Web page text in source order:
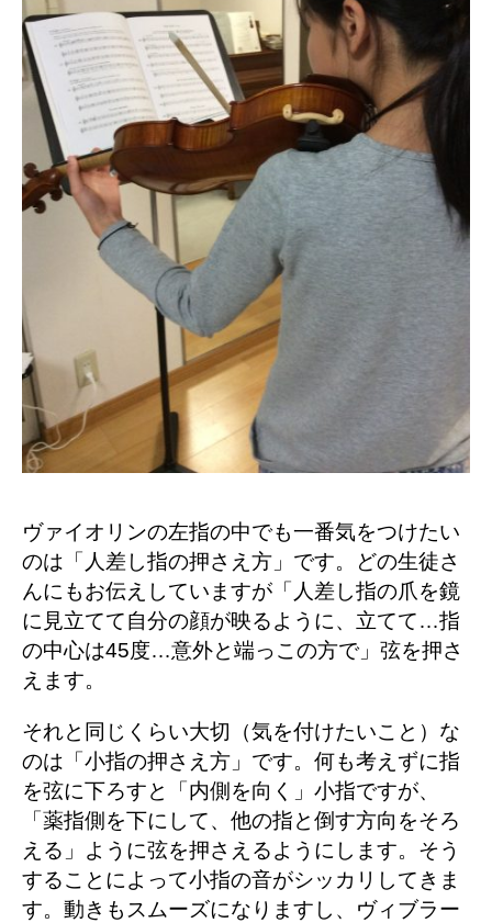
ヴァイオリンの左指の中でも一番気をつけたい
のは「人差し指の押さえ方」です。どの生徒さ
んにもお伝えしていますが「人差し指の爪を鏡
に見立てて自分の顔が映るように、立てて…指
の中心は45度…意外と端っこの方で」弦を押さ
えます。
それと同じくらい大切（気を付けたいこと）な
のは「小指の押さえ方」です。何も考えずに指
を弦に下ろすと「内側を向く」小指ですが、
「薬指側を下にして、他の指と倒す方向をそろ
える」ように弦を押さえるようにします。そう
することによって小指の音がシッカリしてきま
す。動きもスムーズになりますし、ヴィブラー